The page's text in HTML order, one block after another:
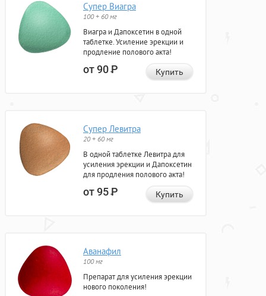
Супер Виагра
100 + 60 мг
Виагра и Дапоксетин в одной
таблетке. Усиление эрекции и
продление полового акта!
от 90Р Купить
Супер Левитра
20 + 60 мг
В одной таблетке Левитра для
усиления эрекции и Дапоксетин
для продления полового акта!
от 95Р Купить
Аванафил
100 мг
Препарат для усиления эрекции
нового поколения!